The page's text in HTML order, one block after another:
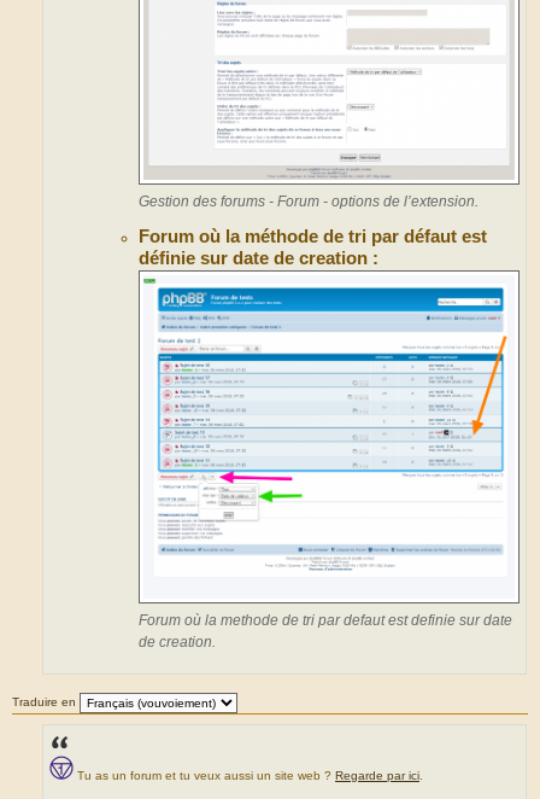
Gestion des forums - Forum - options de l’extension.
Forum où la méthode de tri par défaut est
définie sur date de creation :
Forum où la methode de tri par defaut est definie sur date
de creation.
Traduire en
Tu as un forum et tu veux aussi un site web ? Regarde par ici